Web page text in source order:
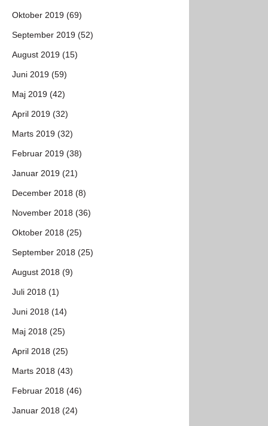
Oktober 2019 (69)
September 2019 (52)
August 2019 (15)
Juni 2019 (59)
Maj 2019 (42)
April 2019 (32)
Marts 2019 (32)
Februar 2019 (38)
Januar 2019 (21)
December 2018 (8)
November 2018 (36)
Oktober 2018 (25)
September 2018 (25)
August 2018 (9)
Juli 2018 (1)
Juni 2018 (14)
Maj 2018 (25)
April 2018 (25)
Marts 2018 (43)
Februar 2018 (46)
Januar 2018 (24)